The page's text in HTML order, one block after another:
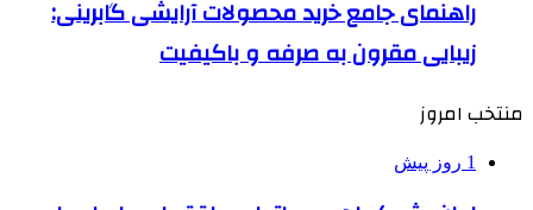
راهنمای جامع خرید محصولات آرایشی گابرینی:
زیبایی مقرون به صرفه و باکیفیت
منتخب امروز
1 روز پیش